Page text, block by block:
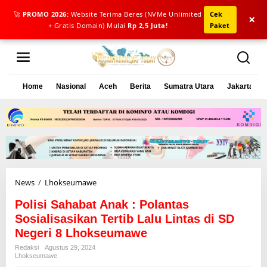
🚀 PROMO 2026: Website Terima Beres (NVMe Unlimited
+ Gratis Domain) Mulai Rp 2,5 Juta!
Cek
Paket
×
L
Home Nasional Aceh Berita Sumatra Utara Jakarta
News / Lhokseumawe
i
Polisi Sahabat Anak : Polantas
Sosialisasikan Tertib Lalu Lintas di SD
Negeri 8 Lhokseumawe
Redaksi
Agustus 29, 2024
Lhokseumawe